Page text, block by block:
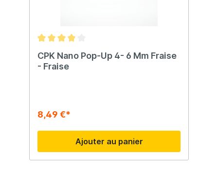
CPK Nano Pop-Up 4- 6 Mm Fraise
- Fraise
8,49 €*
Ajouter au panier